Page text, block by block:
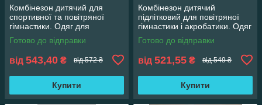
Комбінезон дитячий для
спортивної та повітряної
гімнастики. Одяг для
гімнастики та акробатики
Готово до відправки
від 543,40 ₴ від 572 ₴
Купити
Комбінезон дитячий
підлітковий для повітряної
гімнастики і акробатики. Одяг
для акробатики.
Готово до відправки
від 521,55 ₴ від 549 ₴
Купити